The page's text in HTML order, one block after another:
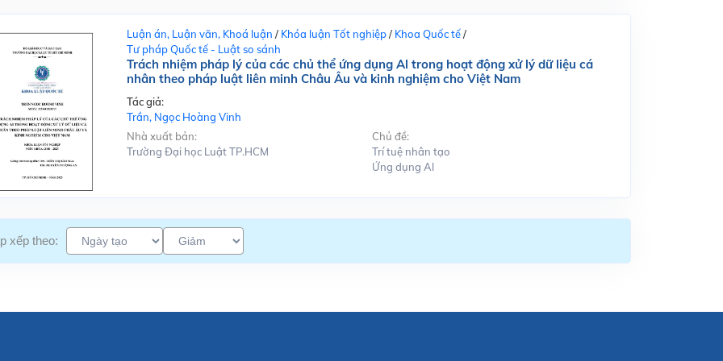
Luận án, Luận văn, Khoá luận / Khóa luận Tốt nghiệp/ Khoa Quốc tế/
Tư pháp Quốc tế - Luật so sánh
Trách nhiệm pháp lý của các chủ thể ứng dụng Al trong hoạt động xử lý dữ liệu cá
nhân theo pháp luật liên minh Châu Âu và kinh nghiệm cho Việt Nam
Tác giả:
Trần, Ngọc Hoàng Vinh
Nhà xuất bản:
Trường Đại học Luật TP.HCM
Chủ đề:
Trí tuệ nhân tạo
Ứng dụng Al
xếp theo: